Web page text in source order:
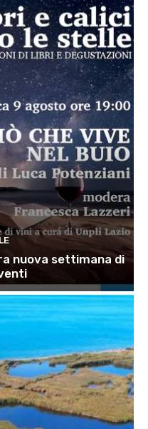
nuova settimana di